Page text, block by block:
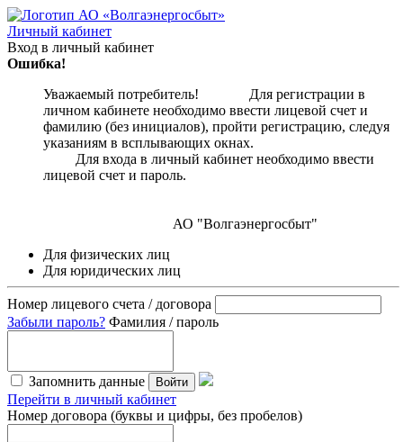
Личный кабинет
Вход в личный кабинет
Ошибка!
Уважаемый потребитель! Для регистрации в
личном кабинете необходимо ввести лицевой счет и
фамилию (без инициалов), пройти регистрацию, следуя
указаниям в всплывающих окнах.
Для входа в личный кабинет необходимо ввести
лицевой счет и пароль.
АО "Волгаэнергосбыт"
Для физических лиц
Для юридических лиц
Номер лицевого счета / договора
Забыли пароль? Фамилия / пароль
Запомнить данные Войти
Перейти в личный кабинет
Номер договора (буквы и цифры, без пробелов)